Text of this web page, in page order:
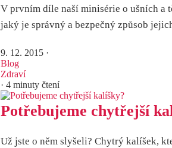
V prvním díle naší minisérie o ušních a
jaký je správný a bezpečný způsob
9. 12. 2015 ·
Blog
Zdraví
· 4 minuty čtení
Potřebujeme chytřejší
Už jste o něm slyšeli? Chytrý kalíšek,